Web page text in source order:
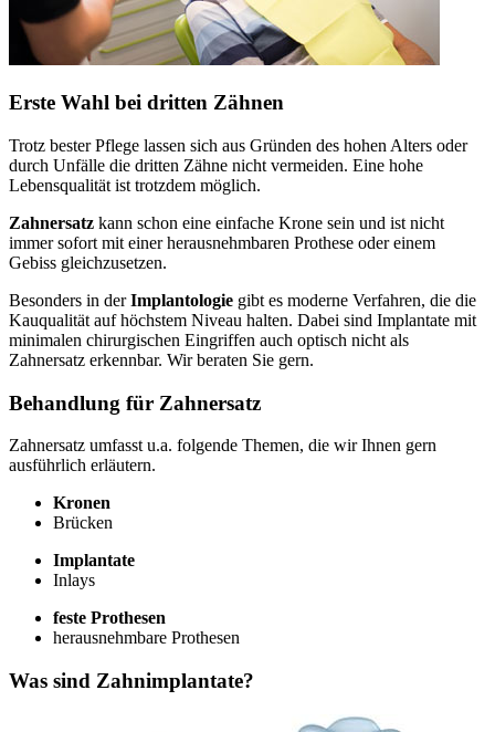
Erste Wahl bei dritten Zähnen
Trotz bester Pflege lassen sich aus Gründen des hohen Alters oder
durch Unfälle die dritten Zähne nicht vermeiden. Eine hohe
Lebensqualität ist trotzdem möglich.
Zahnersatz kann schon eine einfache Krone sein und ist nicht
immer sofort mit einer herausnehmbaren Prothese oder einem
Gebiss gleichzusetzen.
Besonders in derImplantologie gibt es moderne Verfahren, die die
Kauqualität auf höchstem Niveau halten. Dabei sind Implantate mit
minimalen chirurgischen Eingriffen auch optisch nicht als
Zahnersatz erkennbar. Wir beraten Sie gern.
Behandlung für Zahnersatz
Zahnersatz umfasst u.a. folgende Themen, die wir Ihnen gern
ausführlich erläutern.
Kronen
Brücken
Implantate
Inlays
feste Prothesen
herausnehmbare Prothesen
Was sind Zahnimplantate?